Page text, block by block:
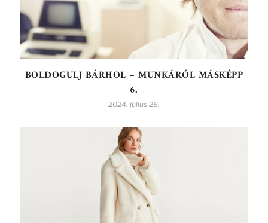
BOLDOGULJ BÁRHOL – MUNKÁRÓL MÁSKÉPP
6.
2024. július 26.